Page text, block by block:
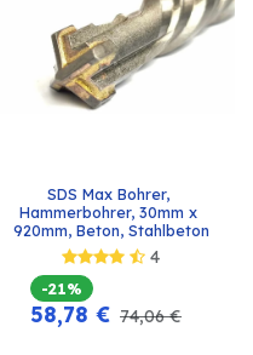
SDS Max Bohrer,
Hammerbohrer, 30mm x
920mm, Beton, Stahlbeton
4
-21%
58,78 € 74,06€